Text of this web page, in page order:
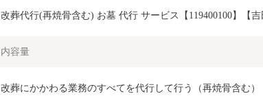
改葬代行(再焼骨含む) お墓 代行 サービス【119400100】【吉
内容量
改葬にかかわる業務のすべてを代行して行う（再焼骨含む）